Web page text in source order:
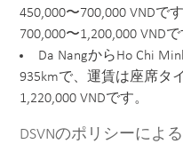
450,000〜700,000 VNDで
700,000〜1,200,000 VNDで
Da NangからHo Chi
935kmで、運賃は座席タ
1,220,000 VNDです。
DSVNのポリシーによ